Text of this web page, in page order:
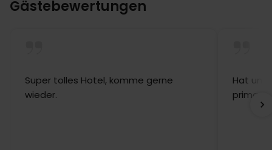
Gästebewertungen
Super tolles Hotel, komme gerne
wieder.
Hat uns
prima.